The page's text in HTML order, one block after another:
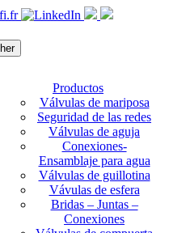
Productos
Válvulas de mariposa
Seguridad de las redes
Válvulas de aguja
Conexiones-
Ensamblaje para agua
Válvulas de guillotina
Vávulas de esfera
Bridas – Juntas –
Conexiones